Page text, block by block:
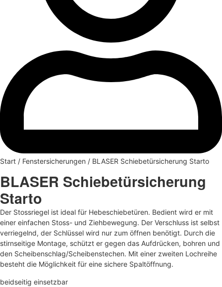
Start / Fenstersicherungen / BLASER Schiebetürsicherung Starto
BLASER Schiebetürsicherung
Starto
Der Stossriegel ist ideal für Hebeschiebetüren. Bedient wird er mit
einer einfachen Stoss- und Ziehbewegung. Der Verschluss ist selbst
verriegelnd, der Schlüssel wird nur zum öffnen benötigt. Durch die
stirnseitige Montage, schützt er gegen das Aufdrücken, bohren und
den Scheibenschlag/Scheibenstechen. Mit einer zweiten Lochreihe
besteht die Möglichkeit für eine sichere Spaltöffnung.
beidseitig einsetzbar